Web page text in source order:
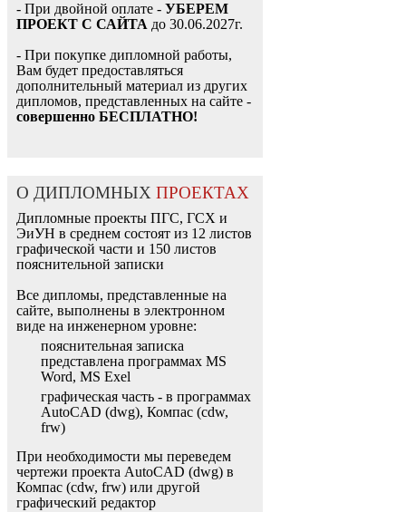
- При двойной оплате - УБЕРЕМ
ПРОЕКТ С САЙТА до 30.06.2027г.
- При покупке дипломной работы,
Вам будет предоставляться
дополнительный материал из других
дипломов, представленных на сайте -
совершенно БЕСПЛАТНО!
О ДИПЛОМНЫХ ПРОЕКТАХ
Дипломные проекты ПГС, ГСХ и
ЭиУН в среднем состоят из 12 листов
графической части и 150 листов
пояснительной записки
Все дипломы, представленные на
сайте, выполнены в электронном
виде на инженерном уровне:
пояснительная записка
представлена программах MS
Word, MS Exel
графическая часть - в программах
AutoCAD (dwg), Компас (cdw,
frw)
При необходимости мы переведем
чертежи проекта AutoCAD (dwg) в
Компас (cdw, frw) или другой
графический редактор